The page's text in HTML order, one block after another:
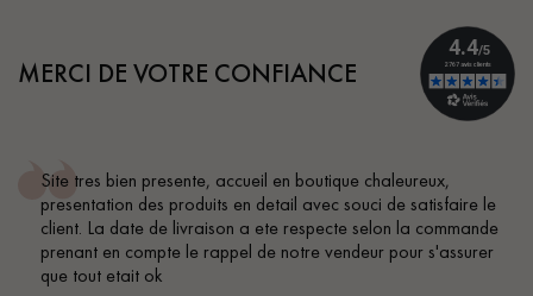
MERCI DE VOTRE CONFIANCE
tres bien presente, accueil en boutique chaleureux,
des produits en detail avec souci de satisfaire le
La date de livraison a ete respecte selon la commande
en compte le rappel de notre vendeur pour s'assurer
tout etait ok